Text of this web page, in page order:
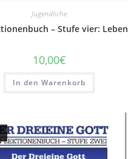
Jugendliche
– Stufe vier: Leben
10,00€
In den Warenkorb